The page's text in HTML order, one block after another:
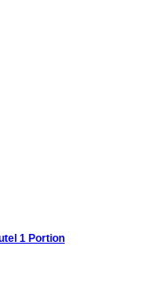
1 Portion